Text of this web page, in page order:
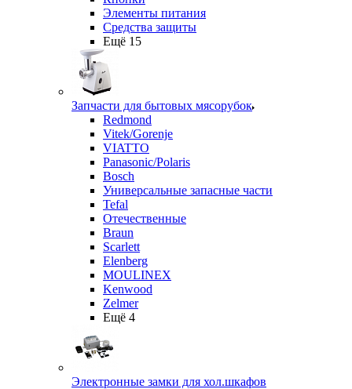
Элементы питания
Средства защиты
Ещё 15
Запчасти для бытовых мясорубок
Redmond
Vitek/Gorenje
VIATTO
Panasonic/Polaris
Bosch
Универсальные запасные части
Tefal
Отечественные
Braun
Scarlett
Elenberg
MOULINEX
Kenwood
Zelmer
Ещё 4
Электронные замки для хол.шкафов